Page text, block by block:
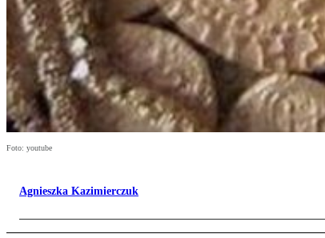
Foto: youtube
Agnieszka Kazimierczuk